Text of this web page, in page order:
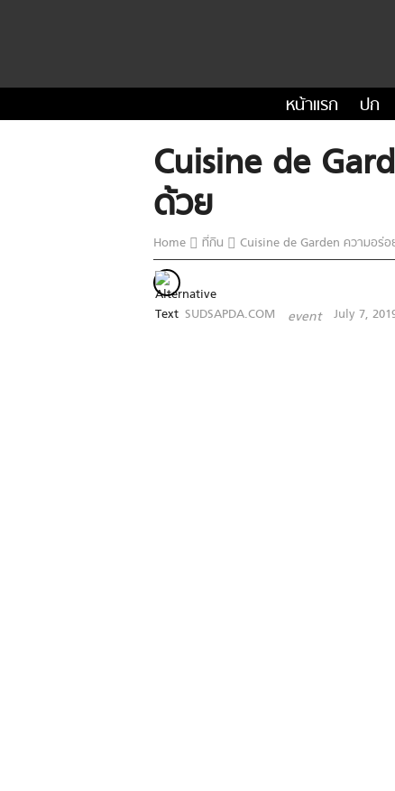
หน้าแรก ปก
Cuisine de
ด้วย
Home ที่กิน Cuisine de Garden ความอร่อ
SUDSAPDA.COM event July 7,